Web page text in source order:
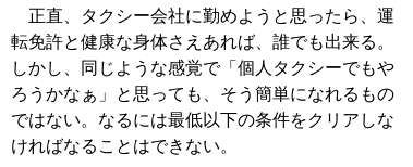
正直、タクシー会社に勤めようと思ったら、運
転免許と健康な身体さえあれば、誰でも出来る。
しかし、同じような感覚で「個人タクシーでもや
ろうかなぁ」と思っても、そう簡単になれるもの
ではない。なるには最低以下の条件をクリアしな
ければなることはできない。